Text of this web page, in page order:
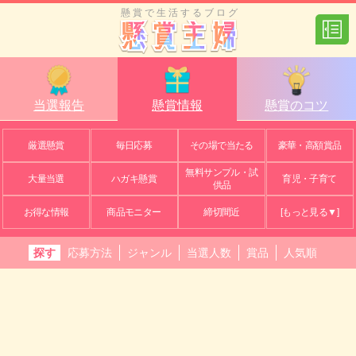
懸賞で生活するブログ
当選報告 懸賞情報 懸賞のコツ
厳選懸賞 毎日応募 その場で当たる 豪華・高額賞品
大量当選 ハガキ懸賞
無料サンプル・試
供品
育児・子育て
お得な情報 商品モニター 締切間近 [もっと見る▼]
探す 応募方法 ジャンル 当選人数 賞品 人気順